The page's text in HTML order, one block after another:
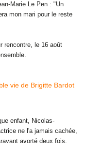
Marie Le Pen : "Un
mon mari pour le reste
rencontre, le 16 août
enfant, Nicolas-
ne l'a jamais cachée,
avorté deux fois.